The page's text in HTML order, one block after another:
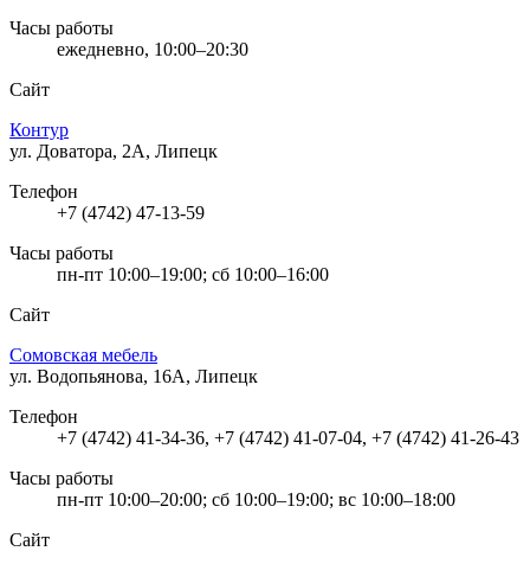
Часы работы
ежедневно, 10:00–20:30
Сайт
Контур
ул. Доватора, 2А, Липецк
Телефон
+7 (4742) 47-13-59
Часы работы
пн-пт 10:00–19:00; сб 10:00–16:00
Сайт
Сомовская мебель
ул. Водопьянова, 16А, Липецк
Телефон
+7 (4742) 41-34-36, +7 (4742) 41-07-04, +7 (4742) 41-26-43
Часы работы
пн-пт 10:00–20:00; сб 10:00–19:00; вс 10:00–18:00
Сайт